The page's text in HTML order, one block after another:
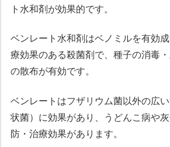
ト水和剤が効果的です。
ベンレート水和剤はベノミルを有効
療効果のある殺菌剤で、種子の消毒
の散布が有効です。
ベンレートはフザリウム菌以外の広
状菌）に効果があり、うどんこ病や
防・治療効果があります。